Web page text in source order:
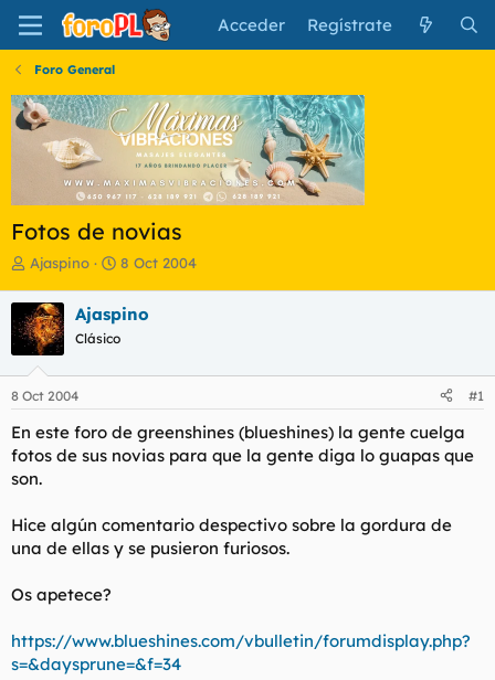
Acceder Regístrate
Foro General
Fotos de novias
I
i
c
i
a
d
o
d
e
l
e
a
Ajaspino
F
h
a
e
i
c
8 Oct 2004
Ajaspino
Clásico
8 Oct 2004 #1
En este foro de greenshines (blueshines) la gente cuelga
fotos de sus novias para que la gente diga lo guapas que
son.
Hice algún comentario despectivo sobre la gordura de
una de ellas y se pusieron furiosos.
Os apetece?
https://www.blueshines.com/vbulletin/forumdisplay.php?
s=&daysprune=&f=34